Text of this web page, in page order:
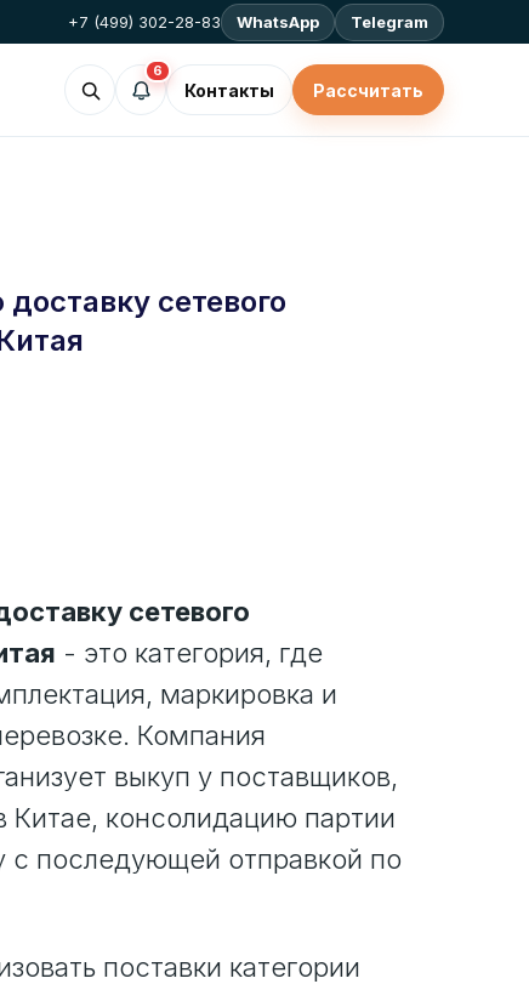
+7 (499) 302-28-83 WhatsApp Telegram
6
Контакты Рассчитать
сетевого
сетевого
- это категория, где
маркировка и
Компания
выкуп у поставщиков,
Китае, консолидацию партии
с последующей отправкой по
поставки категории